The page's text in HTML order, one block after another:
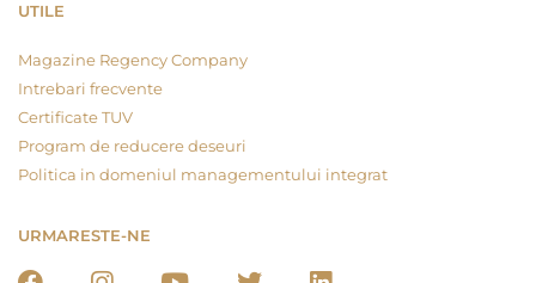
UTILE
Magazine Regency Company
Intrebari frecvente
Certificate TUV
Program de reducere deseuri
Politica in domeniul managementului integrat
URMARESTE-NE